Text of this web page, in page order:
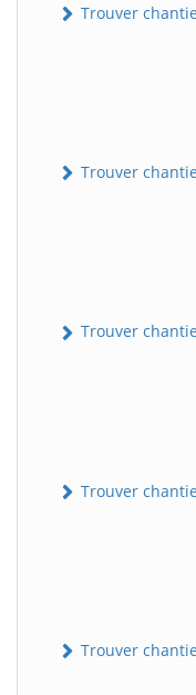
Trouver
Trouver
Trouver
Trouver
Trouver